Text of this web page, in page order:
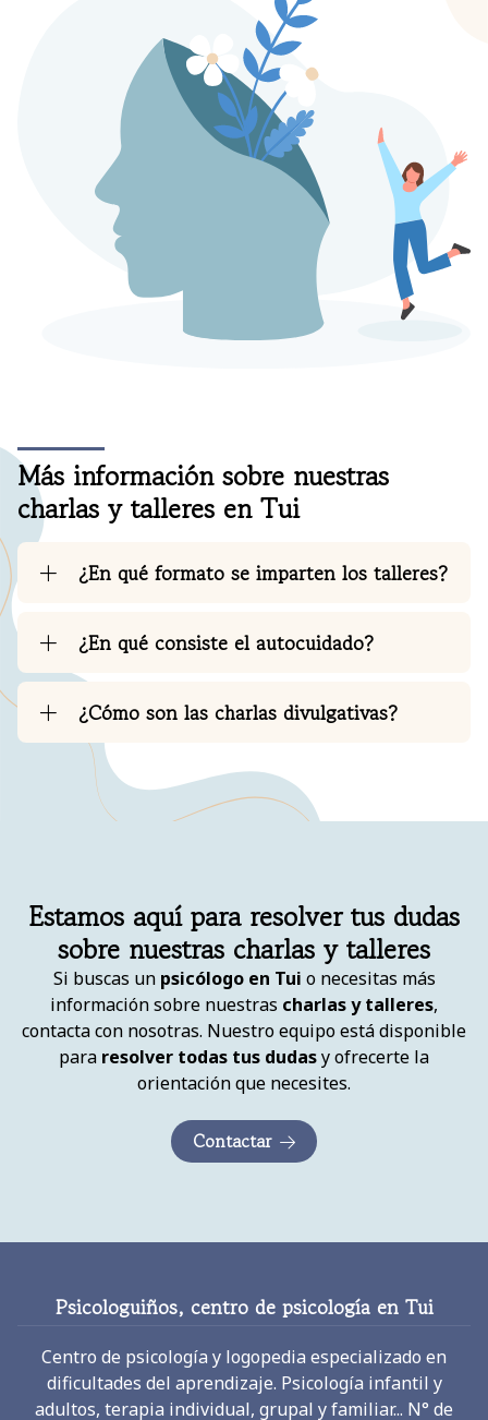
Más información sobre nuestras
charlas y talleres en Tui
¿En qué formato se imparten los talleres?
¿En qué consiste el autocuidado?
¿Cómo son las charlas divulgativas?
Estamos aquí para resolver tus dudas
sobre nuestras charlas y talleres
Si buscas un psicólogo en Tui o necesitas más
información sobre nuestras charlas y talleres,
contacta con nosotras. Nuestro equipo está disponible
para resolver todas tus dudasy ofrecerte la
orientación que necesites.
Contactar
Psicologuiños, centro de psicología en Tui
Centro de psicología y logopedia especializado en
dificultades del aprendizaje. Psicología infantil y
adultos, terapia individual, grupal y familiar... N° de